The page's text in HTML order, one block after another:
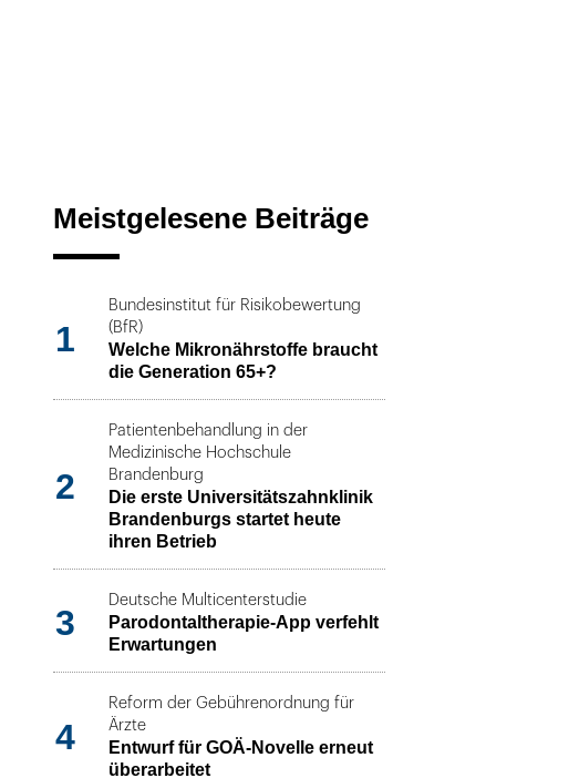
Meistgelesene Beiträge
1
Bundesinstitut für Risikobewertung
(BfR)
Welche Mikronährstoffe braucht
die Generation 65+?
2
Patientenbehandlung in der
Medizinische Hochschule
Brandenburg
Die erste Universitätszahnklinik
Brandenburgs startet heute
ihren Betrieb
3
Deutsche Multicenterstudie
Parodontaltherapie-App verfehlt
Erwartungen
4
Reform der Gebührenordnung für
Ärzte
Entwurf für GOÄ-Novelle erneut
überarbeitet